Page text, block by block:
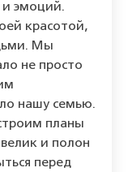
и эмоций.
красотой,
Мы
не просто
нашу семью.
планы
и полон
перед